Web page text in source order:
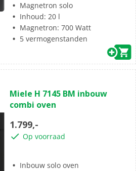
Magnetron solo
Inhoud: 20 l
Magnetron: 700 Watt
5 vermogenstanden
van
de
sterren.
1
Miele H 7145 BM inbouw
combi oven
1.799,-
Op voorraad
Inbouw solo oven